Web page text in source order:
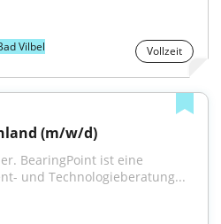
Vilbel Vollzeit
(m/w/d)
BearingPoint ist eine
und Technologieberatung...